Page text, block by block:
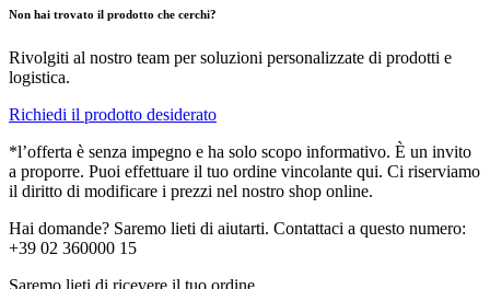
Non hai trovato il prodotto che cerchi?
Rivolgiti al nostro team per soluzioni personalizzate di prodotti e
logistica.
Richiedi il prodotto desiderato
*l’offerta è senza impegno e ha solo scopo informativo. È un invito
a proporre. Puoi effettuare il tuo ordine vincolante qui. Ci riserviamo
il diritto di modificare i prezzi nel nostro shop online.
Hai domande? Saremo lieti di aiutarti. Contattaci a questo numero:
+39 02 360000 15